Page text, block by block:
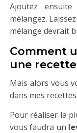
Ajoutez
mélangez.
mélange devrait
Comment
une
Mais alors vous
dans mes
Pour réaliser la
vous faudra un